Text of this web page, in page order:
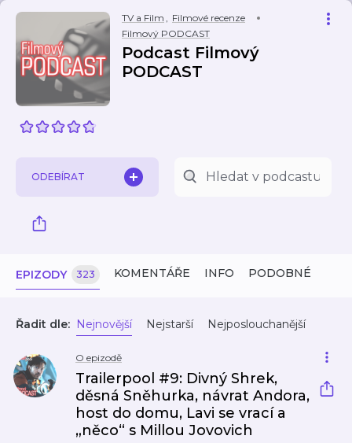
TV a Film , Filmové recenze
Filmový PODCAST
Podcast Filmový
PODCAST
ODEBÍRAT
EPIZODY 323 KOMENTÁŘE INFO PODOBNÉ
Řadit dle: Nejnovější Nejstarší Nejposlouchanější
O epizodě
Trailerpool #9: Divný Shrek,
děsná Sněhurka, návrat Andora,
host do domu, Lavi se vrací a
„něco“ s Millou Jovovich